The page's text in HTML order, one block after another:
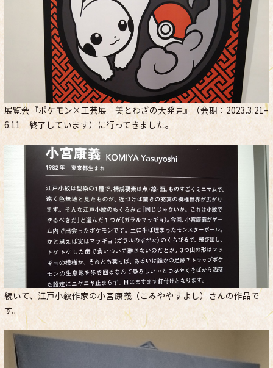
展覧会『ポケモン×工芸展 美とわざの大発見』（会期：2023.3.21–
6.11 終了しています）に行ってきました。
続いて、江戸小紋作家の小宮康義（こみややすよし）さんの作品で
す。